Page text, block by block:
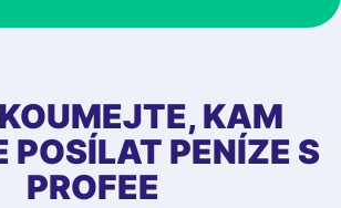
at Profee is very
first started
app, and they
quick to provide
KAM
POSÍLAT PENÍZE S
PROFEE